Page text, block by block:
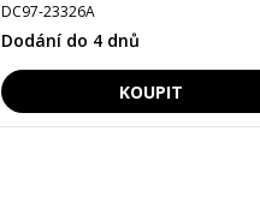
DC97-23326A
Dodání do 4 dnů